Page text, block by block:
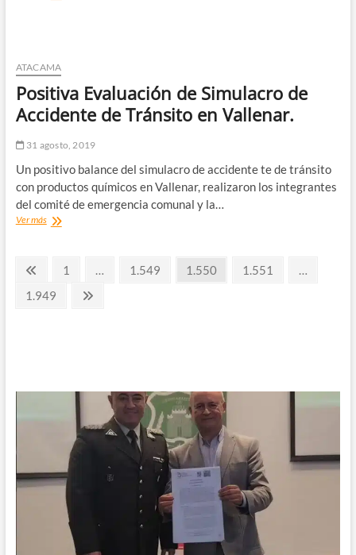
Familia
junto
a
Incluye
360
Teletón
dieron
inicio
a
la
campaña
Atacama
ATACAMA
Positiva Evaluación de Simulacro de
Accidente de Tránsito en Vallenar.
31 agosto, 2019
Un positivo balance del simulacro de accidente te de tránsito
con productos químicos en Vallenar, realizaron los integrantes
del comité de emergencia comunal y la…
Ver másPositiva
Accidente
Paginación
de
PáginaPágina
1 … Página
1.549 Página
1.550 Página
1.551
…
Página
1.949
Página